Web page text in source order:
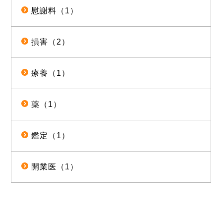
慰謝料（1）
損害（2）
療養（1）
薬（1）
鑑定（1）
開業医（1）